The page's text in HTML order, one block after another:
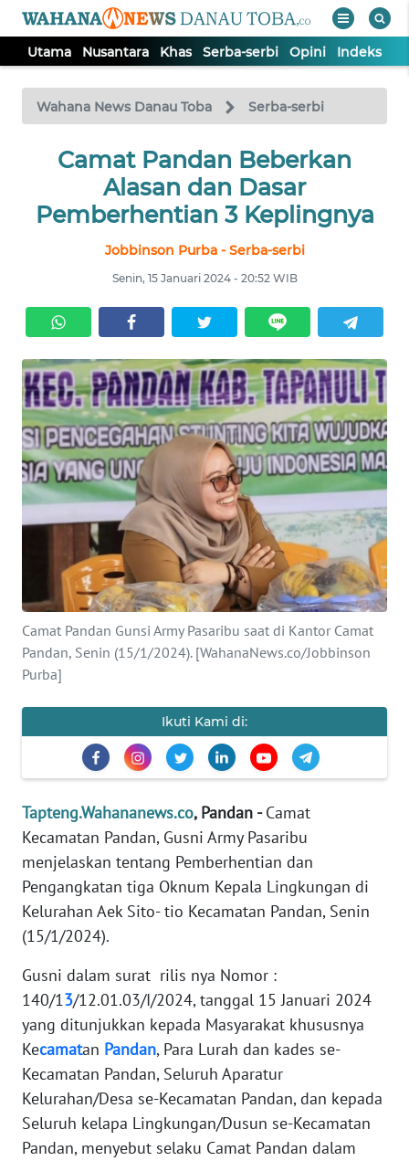
Utama Nusantara Khas Serba-serbi Opini Indeks
Wahana News Danau Toba Serba-serbi
Camat Pandan Beberkan
Alasan dan Dasar
Pemberhentian 3 Keplingnya
Jobbinson Purba - Serba-serbi
Senin, 15 Januari 2024 - 20:52 WIB
Camat Pandan Gunsi Army Pasaribu saat di Kantor Camat
Pandan, Senin (15/1/2024). [WahanaNews.co/Jobbinson
Purba]
Ikuti Kami di:
Tapteng.Wahananews.co, Pandan -Camat
Kecamatan Pandan, Gusni Army Pasaribu
menjelaskan tentang Pemberhentian dan
Pengangkatan tiga Oknum Kepala Lingkungan di
Kelurahan Aek Sito- tio Kecamatan Pandan, Senin
(15/1/2024).
Gusni dalam surat rilis nya Nomor :
140/13/12.01.03/I/2024, tanggal 15 Januari 2024
yang ditunjukkan kepada Masyarakat khususnya
Kecamatan Pandan, Para Lurah dan kades se-
Kecamatan Pandan, Seluruh Aparatur
Kelurahan/Desa se-Kecamatan Pandan, dan kepada
Seluruh kelapa Lingkungan/Dusun se-Kecamatan
Pandan, menyebut selaku Camat Pandan dalam
TV
Tutup
UTAMA
NUSANTARA
SERBA-
SERBI
OPINI
Informasi
INDEKS
BERITA
INFO
IKLAN
TENTANG
PEDOMAN
SIBER
REDAKSI
KARIR
Wahana
News
Regional
WN
SUMUT
WN
JAKARTA